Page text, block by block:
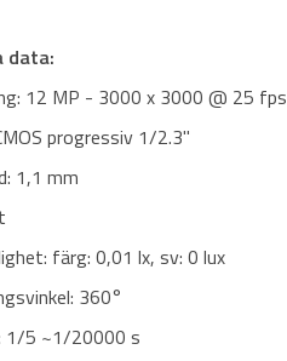
data:
12 MP - 3000 x 3000 @ 25 fps
progressiv 1/2.3''
1,1 mm
färg: 0,01 lx, sv: 0 lux
360°
1/5 ~1/20000 s